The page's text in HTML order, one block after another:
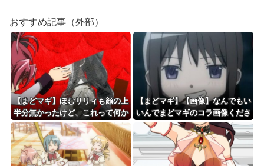
おすすめ記事（外部）
【まどマギ】ほむリリィも顔の上
半分無かったけど、これって何か
の伏線だったりするのかな…
【まどマギ】【画像】なんでもい
いんでまどマギのコラ画像くださ
い